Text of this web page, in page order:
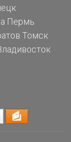
Пермь
Томск